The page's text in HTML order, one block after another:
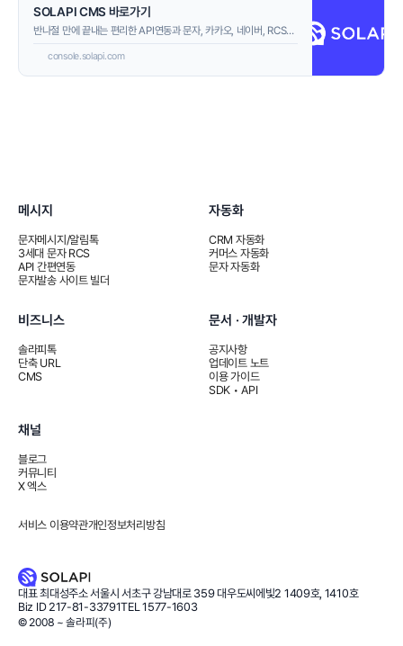
SOLAPI CMS 바로가기
반나절 만에 끝내는 편리한 API연동과 문자, 카카오, 네이버, RCS등
비즈니스를 성장시키세요.
console.solapi.com
메시지
문자메시지/알림톡
3세대 문자 RCS
API 간편연동
문자발송 사이트 빌더
자동화
CRM 자동화
커머스 자동화
문자 자동화
비즈니스
솔라피톡
단축 URL
CMS
문서 · 개발자
공지사항
업데이트 노트
이용 가이드
SDK • API
채널
블로그
커뮤니티
X 엑스
서비스 이용약관개인정보처리방침
대표최대성주소서울시 서초구 강남대로 359 대우도씨에빛2 1409호, 1410호
Biz ID217-81-33791TEL1577-1603
© 2008 ~ 솔라피(주)